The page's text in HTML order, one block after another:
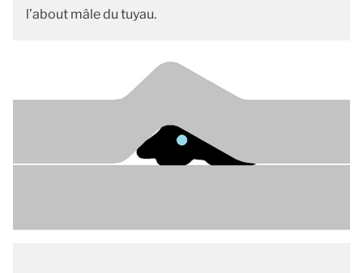
l’about mâle du tuyau.